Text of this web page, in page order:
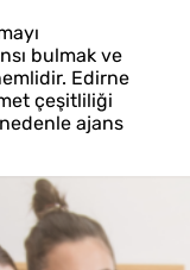
bulmak ve
Edirne
çeşitliliği
ajans